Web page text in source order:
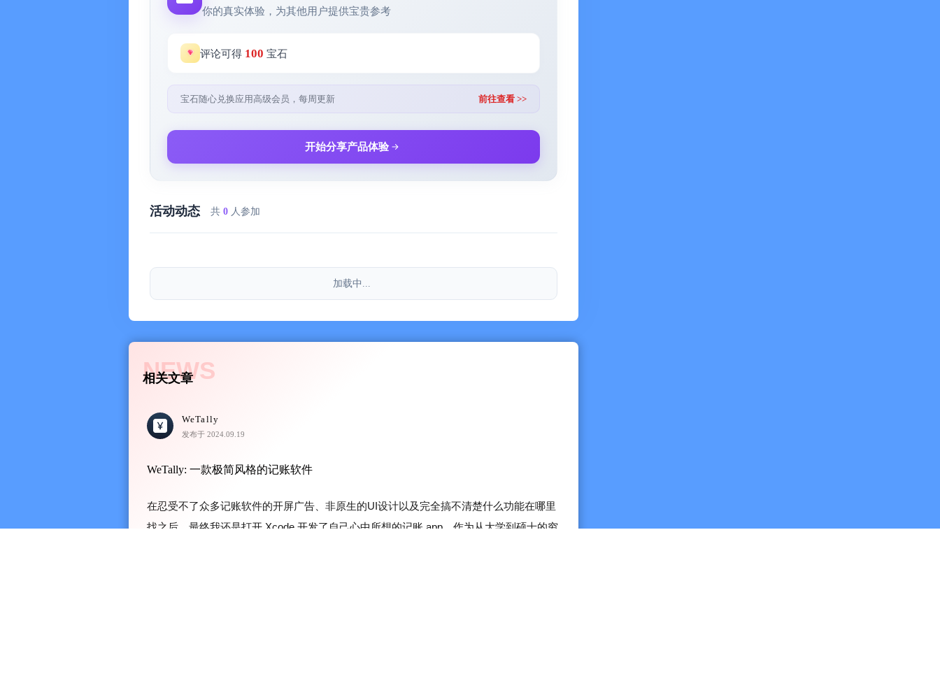
每日提醒让记账从未中断，
都像在和生活轻轻对话，
让你轻松掌控每一笔开销，也在整理着自己的日常记忆。
- 极简轻奢设计：以用户体验为核心，优美的极简风格让记账也成为一种享受
- 全部流水筛选标签可自定义顺序，并随 iCloud 在多设备间保持一致
- 自定义类别图片：为自定义类别添加图片，让分类更直观、更贴近你的生活场景
- 篇章：为旅行、聚会、装修、节日活动等创建主题记录，集中回看相关收支、持续时间和
交易明细
- 多篇章归属：一笔交易可加入多个篇章，适合复杂生活场景的交叉记录
- 跨账本篇章交易：同币种账本之间的交易也可以加入同一个篇章，集中统计但不移动原交
易
故事
中管理
示内容
- 多账本管理：灵活创建多个独立账本，生活与工作财务分开管理
你的真实体验，为其他用户提供宝贵参考
评论可得 100 宝石
宝石随心兑换应用高级会员，每周更新 前往查看 >>
开始分享产品体验
活动动态 共 0 人参加
加载中...
NEWS
相关文章
WeTally
发布于 2024.09.19
WeTally: 一款极简风格的记账软件
在忍受不了众多记账软件的开屏广告、非原生的UI设计以及完全搞不清楚什么功能在哪里
找之后，最终我还是打开 Xcode 开发了自己心中所想的记账 app。作为从大学到硕士的穷